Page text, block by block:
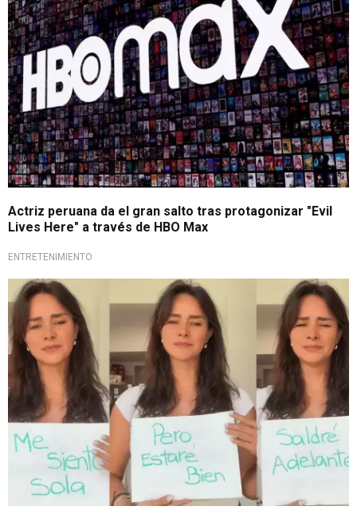
Actriz peruana da el gran salto tras protagonizar "Evil
Lives Here" a través de HBO Max
ENTRETENIMIENTO
¿Qué sucedió?